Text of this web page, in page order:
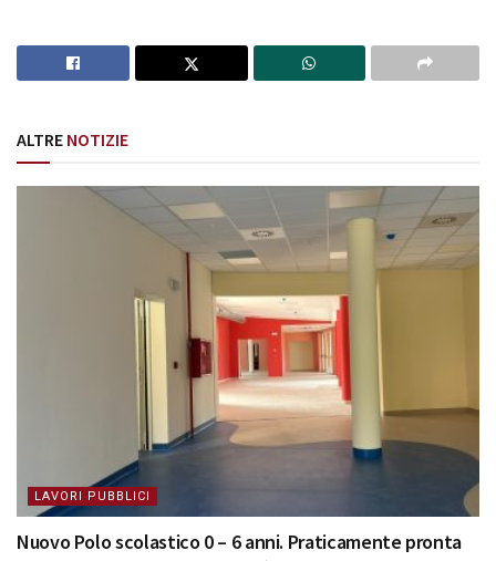
ALTRE NOTIZIE
LAVORI PUBBLICI
Nuovo Polo scolastico 0 – 6 anni. Praticamente pronta